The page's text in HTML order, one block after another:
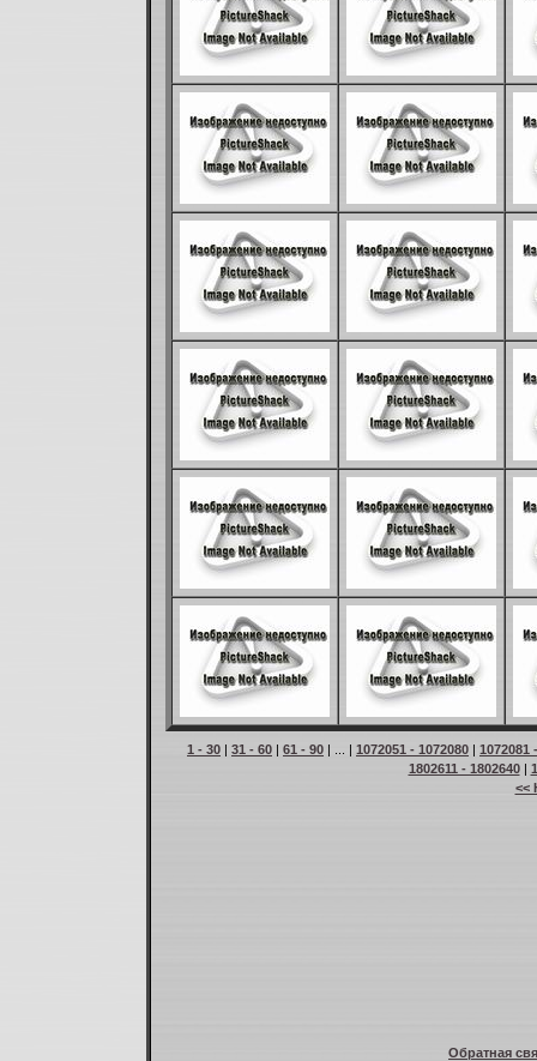
1 - 30 | 31 - 60 | 61 - 90 | ... | 1072051 - 1072080 | 1072081
1802611 - 1802640|
<<
Обратная